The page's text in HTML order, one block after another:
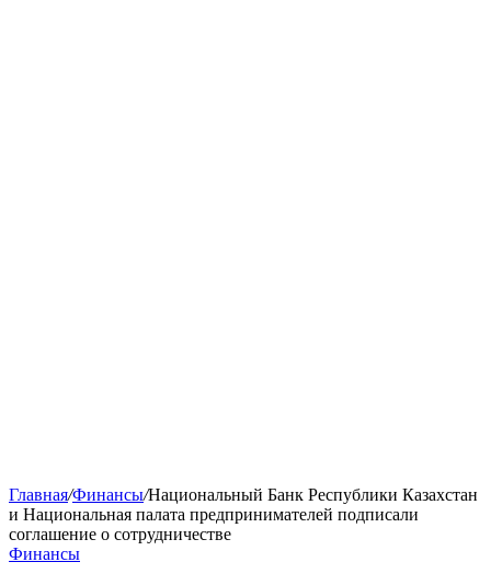
Главная/Финансы/Национальный Банк Республики Казахстан
и Национальная палата предпринимателей подписали
соглашение о сотрудничестве
Финансы